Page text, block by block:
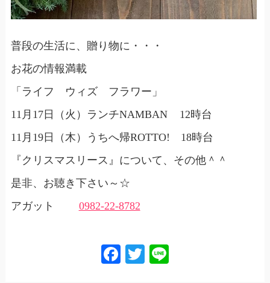
普段の生活に、贈り物に・・・
お花の情報満載
「ライフ ウィズ フラワー」
11月17日（火）ランチNAMBAN 12時台
11月19日（木）うちへ帰ROTTO! 18時台
『クリスマスリース』について、その他＾＾
是非、お聴き下さい～☆
アガット
0982-22-8782
Facebook
Twitter